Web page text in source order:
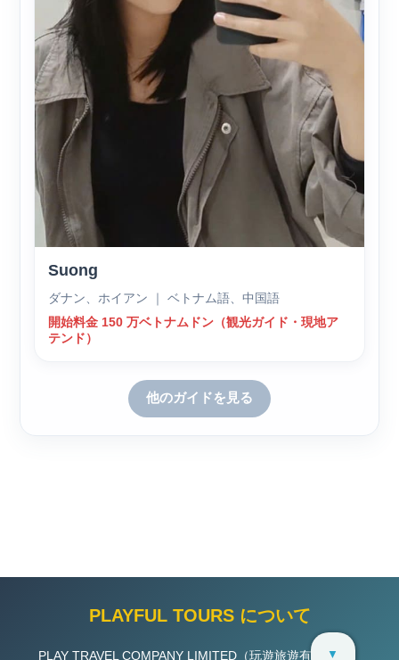
Suong
ダナン、ホイアン ｜ ベトナム語、中国語
開始料金 150 万ベトナムドン（観光ガイド・現地ア
テンド）
他のガイドを見る
PLAYFUL TOURS について
PLAY TRAVEL COMPANY LIMITED（玩遊旅遊有限公司）
▼